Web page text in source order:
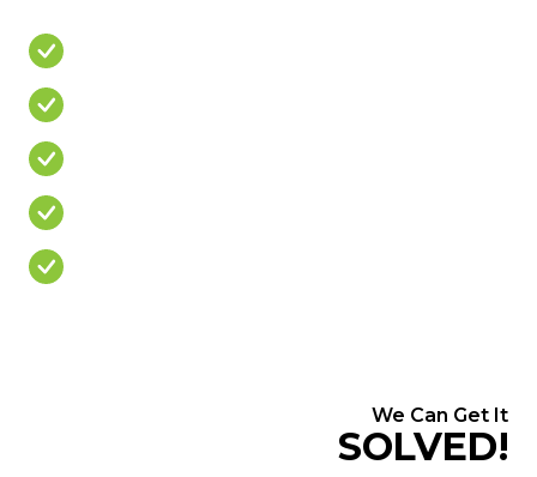
We Can Get It
SOLVED!